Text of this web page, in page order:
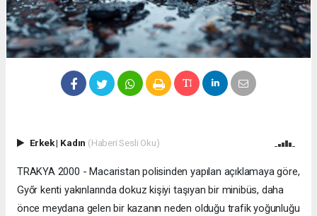
Erkek| Kadın (Haberi Sesli Oku)
TRAKYA 2000 - Macaristan polisinden yapılan açıklamaya göre,
Győr kenti yakınlarında dokuz kişiyi taşıyan bir minibüs, daha
önce meydana gelen bir kazanın neden olduğu trafik yoğunluğu